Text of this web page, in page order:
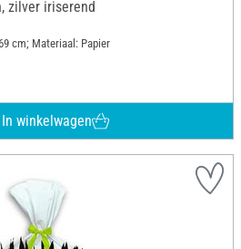
zilver iriserend
cm; Materiaal: Papier
In winkelwagen